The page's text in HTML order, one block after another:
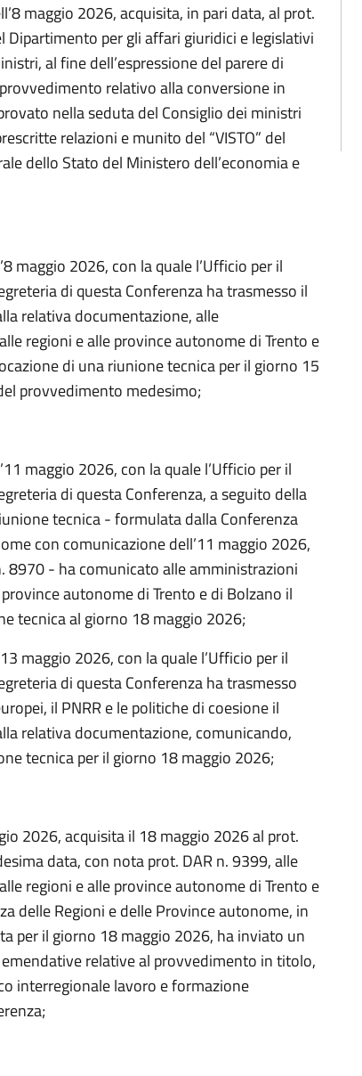
maggio 2026, acquisita, in pari data, al prot.
Dipartimento per gli affari giuridici e legislativi
al fine dell’espressione del parere di
relativo alla conversione in
nella seduta del Consiglio dei ministri
relazioni e munito del “VISTO” del
dello Stato del Ministero dell’economia e
maggio 2026, con la quale l’Ufficio per il
di questa Conferenza ha trasmesso il
relativa documentazione, alle
regioni e alle province autonome di Trento e
di una riunione tecnica per il giorno 15
provvedimento medesimo;
maggio 2026, con la quale l’Ufficio per il
di questa Conferenza, a seguito della
tecnica - formulata dalla Conferenza
con comunicazione dell’11 maggio 2026,
8970 - ha comunicato alle amministrazioni
autonome di Trento e di Bolzano il
tecnica al giorno 18 maggio 2026;
maggio 2026, con la quale l’Ufficio per il
di questa Conferenza ha trasmesso
il PNRR e le politiche di coesione il
relativa documentazione, comunicando,
tecnica per il giorno 18 maggio 2026;
2026, acquisita il 18 maggio 2026 al prot.
data, con nota prot. DAR n. 9399, alle
regioni e alle province autonome di Trento e
delle Regioni e delle Province autonome, in
per il giorno 18 maggio 2026, ha inviato un
relative al provvedimento in titolo,
interregionale lavoro e formazione